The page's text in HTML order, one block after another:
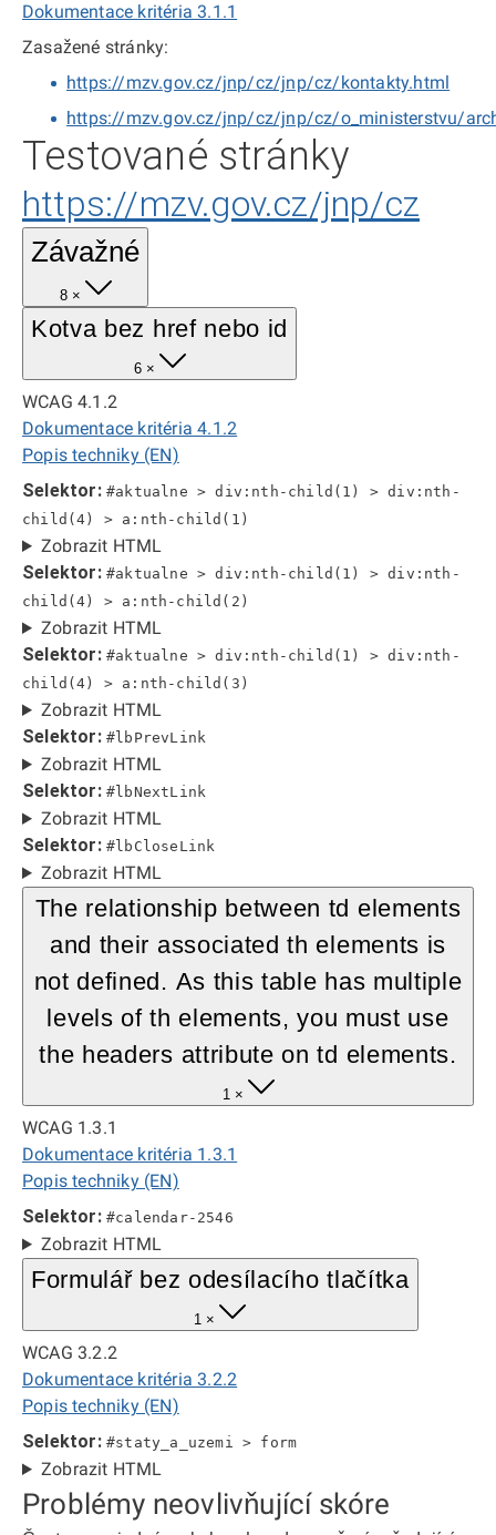
Dokumentace kritéria 3.1.1
Zasažené stránky:
https://mzv.gov.cz/jnp/cz/jnp/cz/kontakty.html
https://mzv.gov.cz/jnp/cz/jnp/cz/o_ministerstvu/
Testované stránky
https://mzv.gov.cz/jnp/cz
Závažné
8 ×
Kotva bez href nebo id
6 ×
WCAG 4.1.2
Dokumentace kritéria 4.1.2
Popis techniky (EN)
Selektor: #aktualne > div:nth-child(1) > div:nth-
child(4) > a:nth-child(1)
Zobrazit HTML
Selektor: #aktualne > div:nth-child(1) > div:nth-
child(4) > a:nth-child(2)
Zobrazit HTML
Selektor: #aktualne > div:nth-child(1) > div:nth-
child(4) > a:nth-child(3)
Zobrazit HTML
Selektor: #lbPrevLink
Zobrazit HTML
Selektor: #lbNextLink
Zobrazit HTML
Selektor: #lbCloseLink
Zobrazit HTML
The relationship between td elements
and their associated th elements is
not defined. As this table has multiple
levels of th elements, you must use
the headers attribute on td elements.
1 ×
WCAG 1.3.1
Dokumentace kritéria 1.3.1
Popis techniky (EN)
Selektor: #calendar-2546
Zobrazit HTML
Formulář bez odesílacího tlačítka
1 ×
WCAG 3.2.2
Dokumentace kritéria 3.2.2
Popis techniky (EN)
Selektor: #staty_a_uzemi > form
Zobrazit HTML
Problémy neovlivňující skóre